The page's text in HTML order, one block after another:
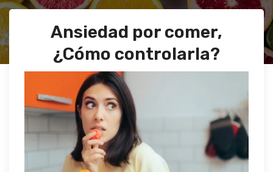
Ansiedad por comer,
¿Cómo controlarla?